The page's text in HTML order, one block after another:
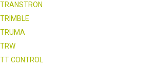
TRANSTRON
TRIMBLE
TRUMA
TRW
TT CONTROL